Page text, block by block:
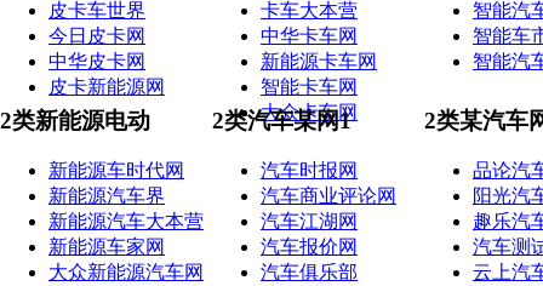
皮卡车世界
今日皮卡网
中华皮卡网
皮卡新能源网
卡车大本营
中华卡车网
新能源卡车网
智能卡车网
大众卡车网
智能汽
智能车
智能汽
2类新能源电动
新能源车时代网
新能源汽车界
新能源汽车大本营
新能源车家网
大众新能源汽车网
2类汽车某网1
汽车时报网
汽车商业评论网
汽车江湖网
汽车报价网
汽车俱乐部
2类某汽车
品论汽
阳光汽
趣乐汽
汽车测
云上汽